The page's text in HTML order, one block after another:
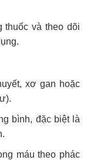
thuốc và theo dõi
xơ gan hoặc
bình, đặc biệt là
máu theo phác